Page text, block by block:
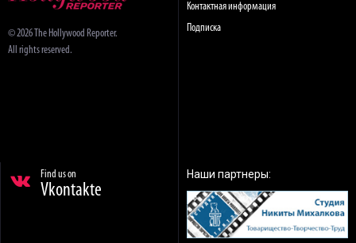
© 2026 The Hollywood Reporter.
All rights reserved.
Контактная информация
Подписка
Find us on
Vkontakte
Наши партнеры: